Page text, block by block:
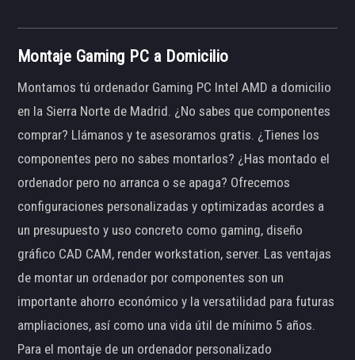
Montaje Gaming PC a Domicilio
Montamos tú ordenador Gaming PC Intel AMD a domicilio
en la Sierra Norte de Madrid. ¿No sabes que componentes
comprar? Llámanos y te asesoramos gratis. ¿Tienes los
componentes pero no sabes montarlos? ¿Has montado el
ordenador pero no arranca o se apaga? Ofrecemos
configuraciones personalizadas y optimizadas acordes a
un presupuesto y uso concreto como gaming, diseño
gráfico CAD CAM, render workstation, server. Las ventajas
de montar un ordenador por componentes son un
importante ahorro económico y la versatilidad para futuras
ampliaciones, así como una vida útil de mínimo 5 años.
Para el montaje de un ordenador personalizado